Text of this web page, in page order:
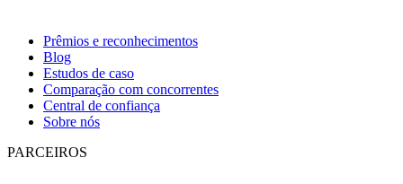
Prêmios e reconhecimentos
Blog
Estudos de caso
Comparação com concorrentes
Central de confiança
Sobre nós
PARCEIROS